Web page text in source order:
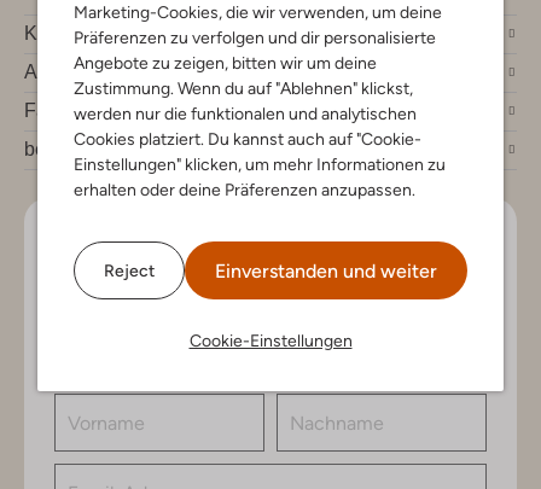
Marketing-Cookies, die wir verwenden, um deine
Präferenzen zu verfolgen und dir personalisierte
Angebote zu zeigen, bitten wir um deine
Zustimmung. Wenn du auf "Ablehnen" klickst,
werden nur die funktionalen und analytischen
Cookies platziert. Du kannst auch auf "Cookie-
Einstellungen" klicken, um mehr Informationen zu
erhalten oder deine Präferenzen anzupassen.
Reject Einverstanden und weiter
Cookie-Einstellungen
Kundenservice
Account
Fashion News
bei Omoda
Lass uns in Kontakt bleiben
Bleib auf dem Laufenden mit den neuesten Artikeln und
Newsletter und gewinne einen Einkaufsgutschein im